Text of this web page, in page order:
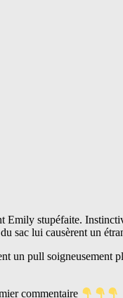
Emily stupéfaite.
sac lui causèrent un
un pull
commentaire